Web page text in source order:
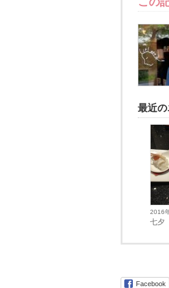
最近
2016
七夕
Facebook